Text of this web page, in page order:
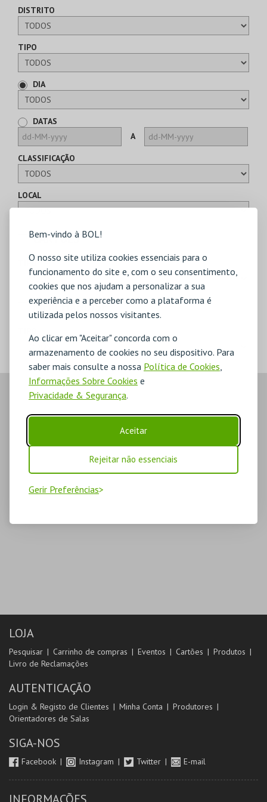
Bem-vindo à BOL!
O nosso site utiliza cookies essenciais para o
funcionamento do site e, com o seu consentimento,
cookies que nos ajudam a personalizar a sua
experiência e a perceber como a plataforma é
utilizada pelos nossos visitantes.
Ao clicar em "Aceitar" concorda com o
armazenamento de cookies no seu dispositivo. Para
saber mais consulte a nossa Política de Cookies,
Informações Sobre Cookies e
Privacidade & Segurança.
Aceitar
Rejeitar não essenciais
Gerir Preferências
DISTRITO
TIPO
DIA
DATAS
A
CLASSIFICAÇÃO
LOCAL
CARTÕES
TIPO
MERCHANDISE
LOJA
Pesquisar Carrinho de compras Eventos Cartões
Produtos
Livro de Reclamações
AUTENTICAÇÃO
Login & Registo de Clientes Minha Conta
Produtores
Orientadores de Salas
SIGA-NOS
Facebook Instagram Twitter E-mail